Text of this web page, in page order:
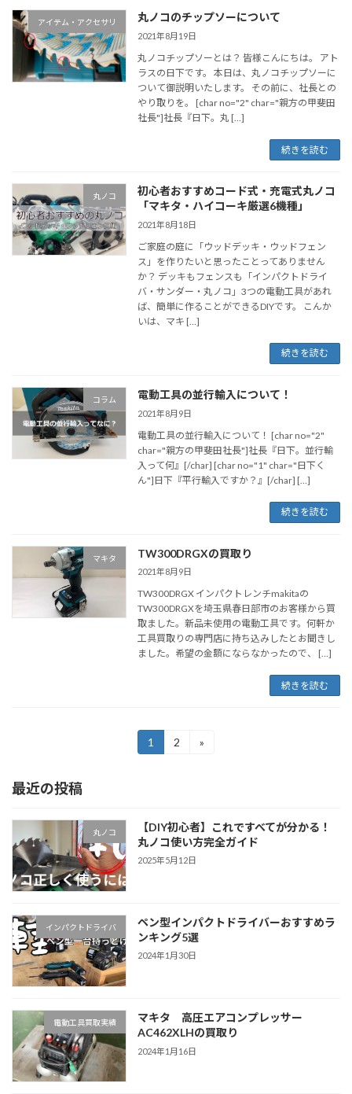
アイテム・アクセサリ 丸ノコのチップソーについて
2021年8月19日
丸ノコチップソーとは？ 皆様こんにちは。 アト
ラスの日下です。 本日は、丸ノコチップソーに
ついて御説明いたします。 その前に、社長との
やり取りを。 [char no="2" char="親方の甲斐田
社長"]社長『日下。丸 […]
続きを読む
丸ノコ
初心者おすすめコード式・充電式丸ノコ
「マキタ・ハイコーキ厳選6機種」
2021年8月18日
ご家庭の庭に「ウッドデッキ・ウッドフェン
ス」を作りたいと思ったことってありません
か？ デッキもフェンスも「インパクトドライ
バ・サンダー・丸ノコ」3つの電動工具があれ
ば、簡単に作ることができるDIYです。 こんか
いは、マキ […]
続きを読む
コラム 電動工具の並行輸入について！
2021年8月9日
電動工具の並行輸入について！ [char no="2"
char="親方の甲斐田社長"]社長『日下。並行輸
入って何』[/char] [char no="1" char="日下く
ん"]日下『平行輸入ですか？』[/char] […]
続きを読む
マキタ TW300DRGXの買取り
2021年8月9日
TW300DRGX インパクトレンチmakitaの
TW300DRGXを埼玉県春日部市のお客様から買
取ました。新品未使用の電動工具です。何軒か
工具買取りの専門店に持ち込みしたとお聞きし
ました。希望の金額にならなかったので、 […]
続きを読む
の
ペ
ー
ジ
り
固
1
固
2 »
最近の投稿
丸ノコ
【DIY初心者】これですべてが分かる！
丸ノコ使い方完全ガイド
2025年5月12日
インパクトドライバ
ペン型インパクトドライバーおすすめラ
ンキング5選
2024年1月30日
電動工具買取実績
マキタ 高圧エアコンプレッサー
AC462XLHの買取り
2024年1月16日